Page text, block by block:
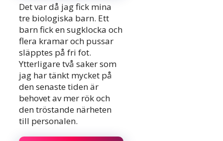
Det var då jag fick mina
tre biologiska barn. Ett
barn fick en sugklocka och
flera kramar och pussar
släpptes på fri fot.
Ytterligare två saker som
jag har tänkt mycket på
den senaste tiden är
behovet av mer rök och
den tröstande närheten
till personalen.